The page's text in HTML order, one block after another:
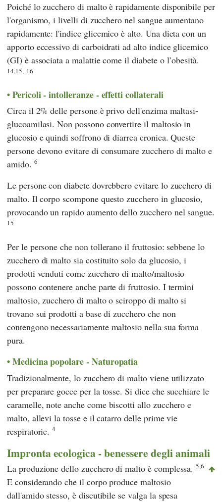
Poiché lo zucchero di malto è rapidamente disponibile per
l'organismo, i livelli di zucchero nel sangue aumentano
rapidamente: l'indice glicemico è alto. Una dieta con un
apporto eccessivo di carboidrati ad alto indice glicemico
(GI) è associata a malattie come il diabete o l’obesità.
14,15, 16
Pericoli - intolleranze - effetti collaterali
Circa il 2% delle persone è privo dell'enzima maltasi-
glucoamilasi. Non possono convertire il maltosio in
glucosio e quindi soffrono di diarrea cronica. Queste
persone devono evitare di consumare zucchero di malto e
amido. 6
Le persone con diabete dovrebbero evitare lo zucchero di
malto. Il corpo scompone questo zucchero in glucosio,
provocando un rapido aumento dello zucchero nel sangue.
15
Per le persone che non tollerano il fruttosio: sebbene lo
zucchero di malto sia costituito solo da glucosio, i
prodotti venduti come zucchero di malto/maltosio
possono contenere anche parte di fruttosio. I termini
maltosio, zucchero di malto o sciroppo di malto si
trovano sui prodotti a base di zucchero che non
contengono necessariamente maltosio nella sua forma
pura.
Medicina popolare - Naturopatia
Tradizionalmente, lo zucchero di malto viene utilizzato
per preparare gocce per la tosse. Si dice che succhiare le
caramelle, note anche come biscotti allo zucchero e
malto, allevi la tosse e il catarro delle prime vie
respiratorie.4
Impronta ecologica - benessere degli animali
La produzione dello zucchero di malto è complessa.5,6
E considerando che il corpo produce maltosio
dall'amido stesso, è discutibile se valga la spesa